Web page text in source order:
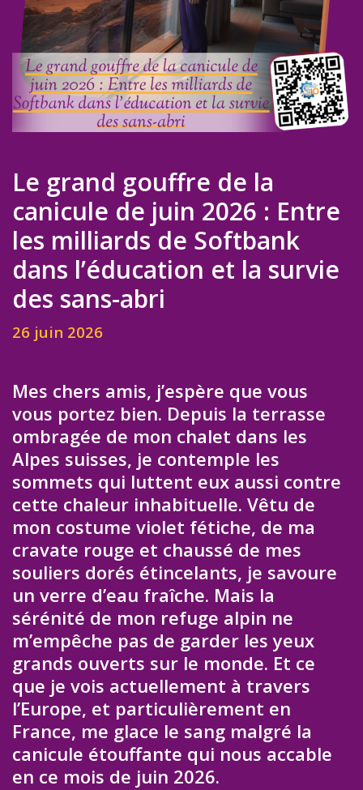
Le grand gouffre de la
canicule de juin 2026 : Entre
les milliards de Softbank
dans l’éducation et la survie
des sans-abri
26 juin 2026
Mes chers amis, j’espère que vous
vous portez bien. Depuis la terrasse
ombragée de mon chalet dans les
Alpes suisses, je contemple les
sommets qui luttent eux aussi contre
cette chaleur inhabituelle. Vêtu de
mon costume violet fétiche, de ma
cravate rouge et chaussé de mes
souliers dorés étincelants, je savoure
un verre d’eau fraîche. Mais la
sérénité de mon refuge alpin ne
m’empêche pas de garder les yeux
grands ouverts sur le monde. Et ce
que je vois actuellement à travers
l’Europe, et particulièrement en
France, me glace le sang malgré la
canicule étouffante qui nous accable
en ce mois de juin 2026.